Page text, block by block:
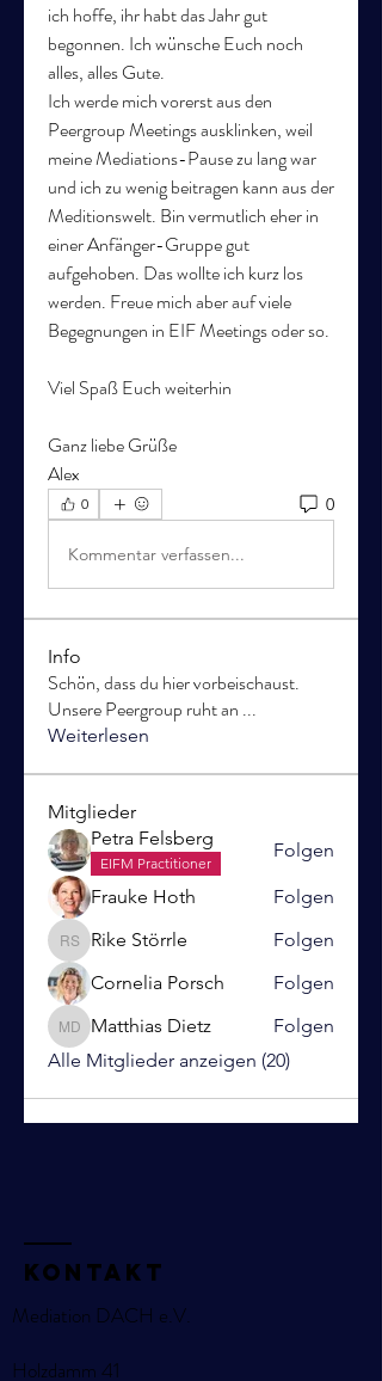
ich hoffe, ihr habt das Jahr gut
begonnen. Ich wünsche Euch noch
alles, alles Gute.
Ich werde mich vorerst aus den
Peergroup Meetings ausklinken, weil
meine Mediations-Pause zu lang war
und ich zu wenig beitragen kann aus der
Meditionswelt. Bin vermutlich eher in
einer Anfänger-Gruppe gut
aufgehoben. Das wollte ich kurz los
werden. Freue mich aber auf viele
Begegnungen in EIF Meetings oder so.
Viel Spaß Euch weiterhin
Ganz liebe Grüße
Alex
0 0
Kommentar verfassen...
Info
Schön, dass du hier vorbeischaust.
Unsere Peergroup ruht an ...
Weiterlesen
Mitglieder
Petra Felsberg
EIFM Practitioner
Folgen
Frauke Hoth Folgen
Rike Störrle
Rike Störrle
Folgen
Cornelia Porsch
Folgen
Matthias Dietz
Matthias Dietz
Folgen
Alle Mitglieder anzeigen (20)
KOntakt
Mediation DACH e.V.
Holzdamm 41